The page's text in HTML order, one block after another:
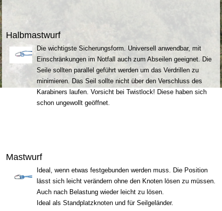
Halbmastwurf
Die wichtigste Sicherungsform. Universell anwendbar, mit
Einschränkungen im Notfall auch zum Abseilen geeignet. Die
Seile sollten parallel geführt werden um das Verdrillen zu
minimieren. Das Seil sollte nicht über den Verschluss des
Karabiners laufen. Vorsicht bei Twistlock! Diese haben sich
schon ungewollt geöffnet.
Mastwurf
Ideal, wenn etwas festgebunden werden muss. Die Position
lässt sich leicht verändern ohne den Knoten lösen zu müssen.
Auch nach Belastung wieder leicht zu lösen.
Ideal als Standplatzknoten und für Seilgeländer.